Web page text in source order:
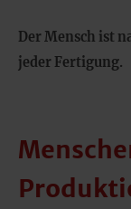
Der Mensch ist
jeder Fertigung.